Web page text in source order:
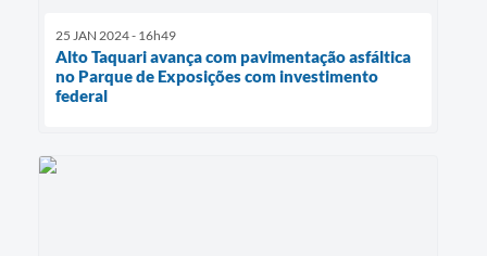
25 JAN 2024 - 16h49
Alto Taquari avança com pavimentação asfáltica
no Parque de Exposições com investimento
federal